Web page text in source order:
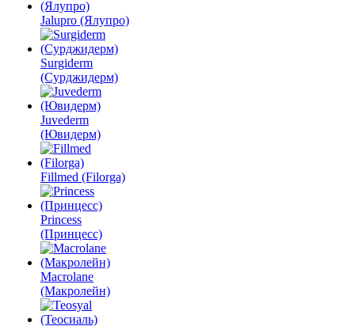
Jalupro (Ялупро)
Surgiderm
(Сурджидерм)
Juvederm
(Ювидерм)
Fillmed (Filorga)
Princess
(Принцесс)
Macrolane
(Макролейн)